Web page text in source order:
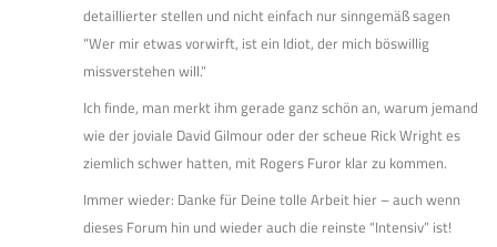
detaillierter stellen und nicht einfach nur sinngemäß sagen
“Wer mir etwas vorwirft, ist ein Idiot, der mich böswillig
missverstehen will.”
Ich finde, man merkt ihm gerade ganz schön an, warum jemand
wie der joviale David Gilmour oder der scheue Rick Wright es
ziemlich schwer hatten, mit Rogers Furor klar zu kommen.
Immer wieder: Danke für Deine tolle Arbeit hier – auch wenn
dieses Forum hin und wieder auch die reinste “Intensiv” ist!